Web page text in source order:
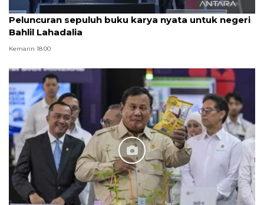
Peluncuran sepuluh buku karya nyata untuk negeri
Bahlil Lahadalia
Kemarin 18:00